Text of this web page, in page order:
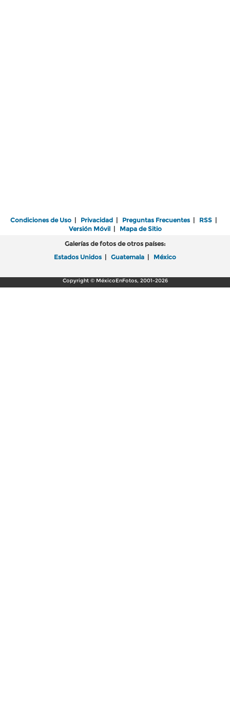
Condiciones de Uso | Privacidad | Preguntas Frecuentes | RSS |
Versión Móvil| Mapa de Sitio
Galerías de fotos de otros países:
Estados Unidos | Guatemala | México
Copyright © MéxicoEnFotos, 2001-2026